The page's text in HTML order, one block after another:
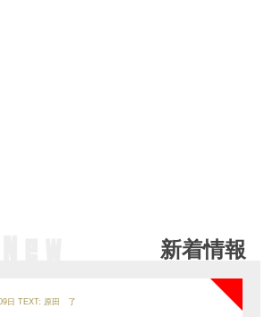
新着情報
日 TEXT: 原田 了
NEW